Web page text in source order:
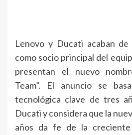
Lenovo y Ducati acaban
como socio principal del
presentan el nuevo
Team”. El anuncio se
tecnológica clave de tres
Ducati y considera que la
años da fe de la